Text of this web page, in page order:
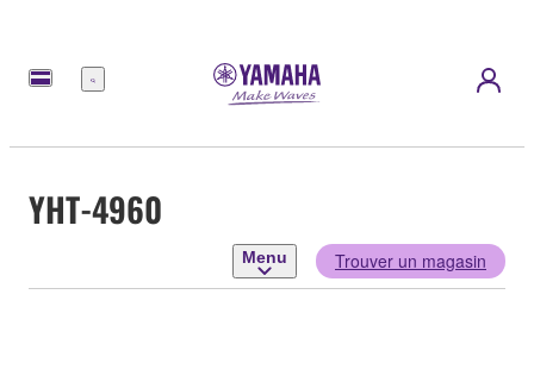
Menu
YHT-4960
Menu Trouver un magasin